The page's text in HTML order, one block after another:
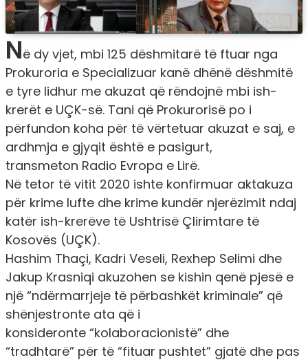
Në dy vjet, mbi 125 dëshmitarë të ftuar nga
Prokuroria e Specializuar kanë dhënë dëshmitë
e tyre lidhur me akuzat që rëndojnë mbi ish-
krerët e UÇK-së. Tani që Prokurorisë po i
përfundon koha për të vërtetuar akuzat e saj, e
ardhmja e gjyqit është e pasigurt,
transmeton Radio Evropa e Lirë.
Në tetor të vitit 2020 ishte konfirmuar aktakuza
për krime lufte dhe krime kundër njerëzimit ndaj
katër ish-krerëve të Ushtrisë Çlirimtare të
Kosovës (UÇK).
Hashim Thaçi, Kadri Veseli, Rexhep Selimi dhe
Jakup Krasniqi akuzohen se kishin qenë pjesë e
një “ndërmarrjeje të përbashkët kriminale” që
shënjestronte ata që i
konsideronte “kolaboracionistë” dhe
“tradhtarë” për të “fituar pushtet” gjatë dhe pas